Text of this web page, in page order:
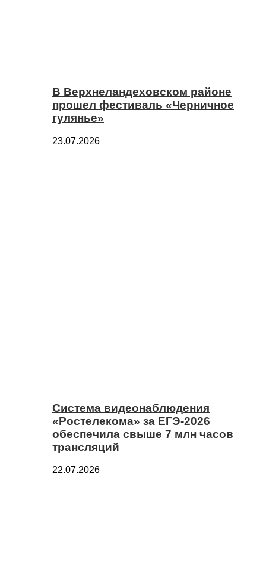
В Верхнеландеховском районе
прошел фестиваль «Черничное
гулянье»
23.07.2026
Система видеонаблюдения
«Ростелекома» за ЕГЭ-2026
обеспечила свыше 7 млн часов
трансляций
22.07.2026